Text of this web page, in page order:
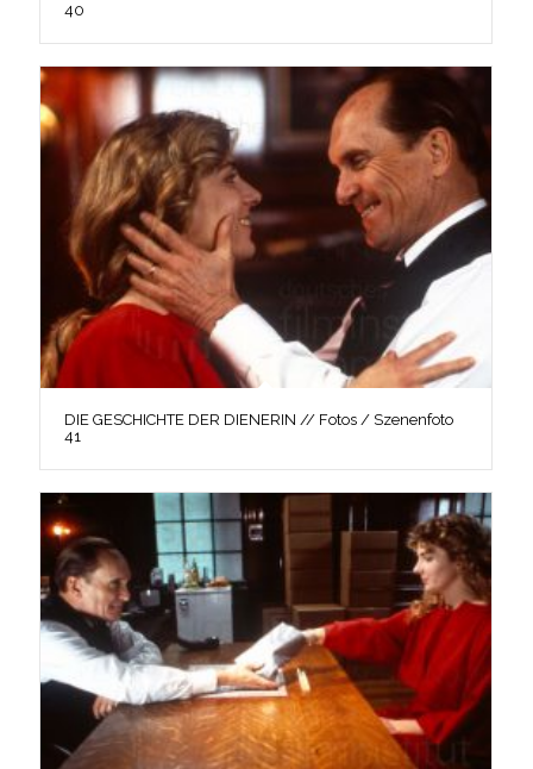
40
DIE GESCHICHTE DER DIENERIN // Fotos / Szenenfoto
41